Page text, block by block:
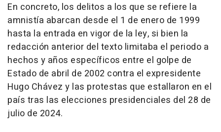
En concreto, los delitos a los que se refiere la
amnistía abarcan desde el 1 de enero de 1999
hasta la entrada en vigor de la ley, si bien la
redacción anterior del texto limitaba el periodo a
hechos y años específicos entre el golpe de
Estado de abril de 2002 contra el expresidente
Hugo Chávez y las protestas que estallaron en el
país tras las elecciones presidenciales del 28 de
julio de 2024.